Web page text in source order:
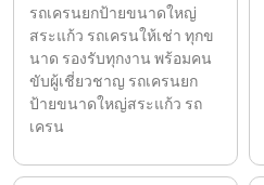
รถเครนยกป้ายขนาดใหญ่
สระแก้ว รถเครนให้เช่า ทุกข
นาด รองรับทุกงาน พร้อมคน
ขับผู้เชี่ยวชาญ รถเครนยก
ป้ายขนาดใหญ่สระแก้ว รถ
เครน